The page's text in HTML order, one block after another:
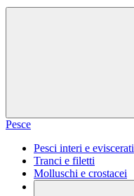
Pesce
Pesci interi e eviscerati
Tranci e filetti
Molluschi e crostacei